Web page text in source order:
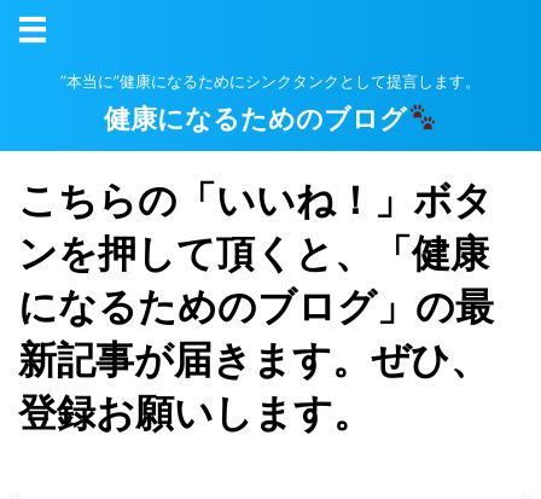
”本当に”健康になるためにシンクタンクとして提言します。
健康になるためのブログ
こちらの「いいね！」ボタ
ンを押して頂くと、「健康
になるためのブログ」の最
新記事が届きます。ぜひ、
登録お願いします。